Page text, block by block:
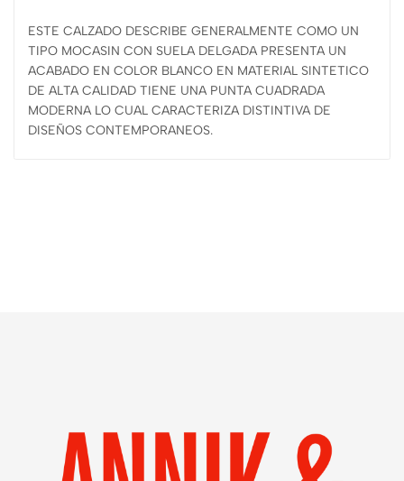
ESTE CALZADO DESCRIBE GENERALMENTE COMO UN
TIPO MOCASIN CON SUELA DELGADA PRESENTA UN
ACABADO EN COLOR BLANCO EN MATERIAL SINTETICO
DE ALTA CALIDAD TIENE UNA PUNTA CUADRADA
MODERNA LO CUAL CARACTERIZA DISTINTIVA DE
DISEÑOS CONTEMPORANEOS.